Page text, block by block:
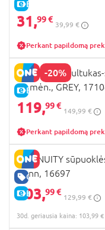
E-KAINA
31,99 €
39,99 €
Perkant papildomą
-20%
E-KAINA
INGENUITY gultukas-
- 9 mėn., GREY,
119,99 €
149,99 €
Perkant papildomą
GERA KAINA
E-KAINA
INGENUITY
wynn, 16697
103,99 €
129,99 €
30d. geriausia kaina: 103,99 €